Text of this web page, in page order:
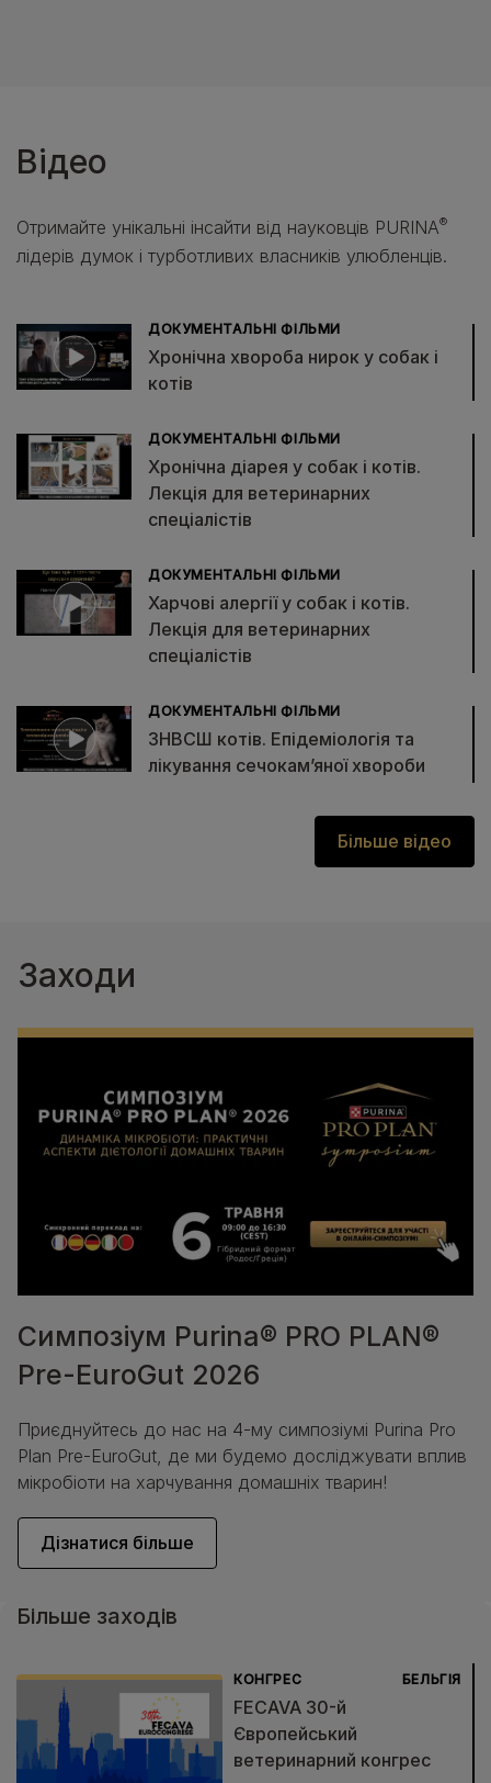
Відео
Отримайте унікальні інсайти від науковців PURINA®
лідерів думок і турботливих власників улюбленців.
ДОКУМЕНТАЛЬНІ ФІЛЬМИ
Хронічна хвороба нирок у собак і
котів
ДОКУМЕНТАЛЬНІ ФІЛЬМИ
Хронічна діарея у собак і котів.
Лекція для ветеринарних
спеціалістів
ДОКУМЕНТАЛЬНІ ФІЛЬМИ
Харчові алергії у собак і котів.
Лекція для ветеринарних
спеціалістів
ДОКУМЕНТАЛЬНІ ФІЛЬМИ
ЗНВСШ котів. Епідеміологія та
лікування сечокам’яної хвороби
Більше відео
Заходи
Симпозіум Purina® PRO PLAN®
Pre-EuroGut 2026
Приєднуйтесь до нас на 4-му симпозіумі Purina Pro
Plan Pre-EuroGut, де ми будемо досліджувати вплив
мікробіоти на харчування домашніх тварин!
Дізнатися більше
Більше заходів
КОНГРЕС БЕЛЬГІЯ
FECAVA 30-й
Європейський
ветеринарний конгрес